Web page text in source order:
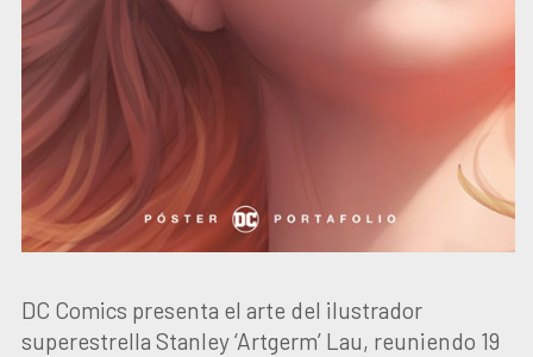
DC Comics presenta el arte del ilustrador
superestrella Stanley ‘Artgerm’ Lau, reuniendo 19